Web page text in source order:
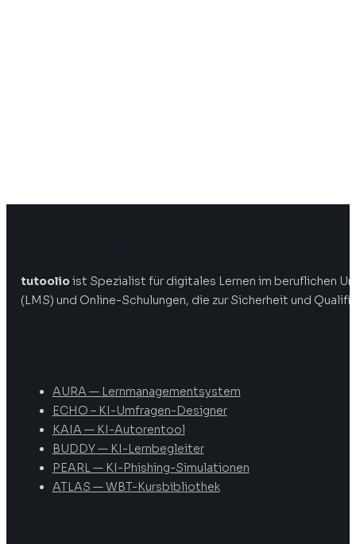
tutoolioist Spezialist für digitales Lernen im beruflichen
(LMS) und Online-Schulungen, die zur Sicherheit und
AURA — Lernmanagementsystem
ECHO – KI-Umfragen-Designer
KAIA — KI-Autorentool
BUDDY — KI-Lernbegleiter
PEARL — KI-Phishing-Simulationen
ATLAS — WBT-Kursbibliothek